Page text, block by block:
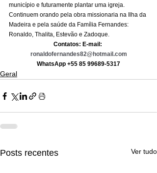
município e futuramente plantar uma igreja.
Continuem orando pela obra missionaria na Ilha da
Madeira e pela saúde da Família Fernandes:
Ronaldo, Thalita, Estevão e Zadoque.
Contatos: E-mail:
ronaldofernandes82@hotmail.com
WhatsApp +55 85 99689-5317
Geral
Posts recentes Ver tudo